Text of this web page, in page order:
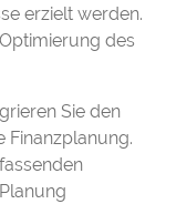
erzielt werden.
des
Sie den
Finanzplanung.